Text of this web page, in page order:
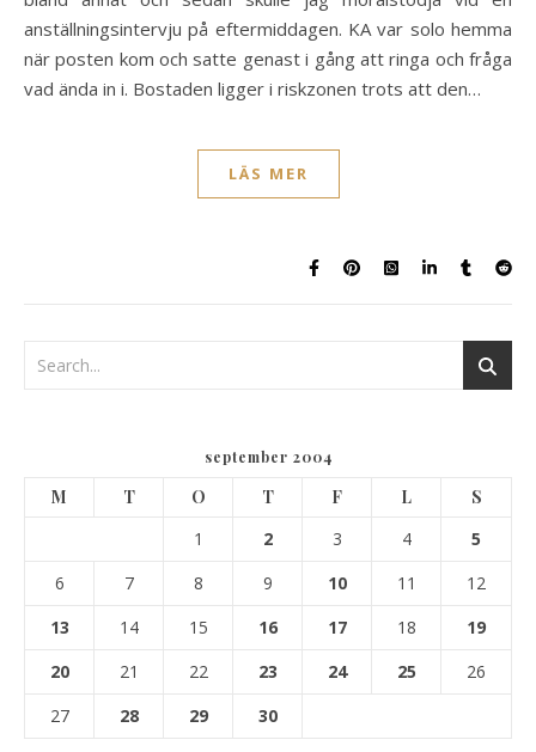
anställningsintervju på eftermiddagen. KA var solo hemma
när posten kom och satte genast i gång att ringa och fråga
vad ända in i. Bostaden ligger i riskzonen trots att den…
LÄS MER
september 2004
M T O T F L
S
1
2 3 4
5
6
7 8 9 10 11
12
13
14 15 16 17 18
19
20
21 22 23 24 25
26
27
28 29 30